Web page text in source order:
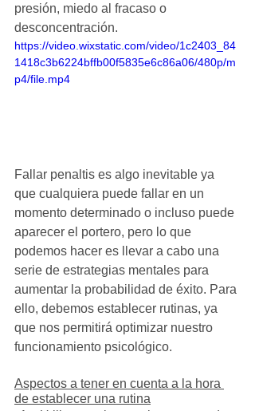
presión, miedo al fracaso o
desconcentración.
https://video.wixstatic.com/video/1c2403_84
1418c3b6224bffb00f5835e6c86a06/480p/m
p4/file.mp4
Fallar penaltis es algo inevitable ya
que cualquiera puede fallar en un
momento determinado o incluso puede
aparecer el portero, pero lo que
podemos hacer es llevar a cabo una
serie de estrategias mentales para
aumentar la probabilidad de éxito. Para
ello, debemos establecer rutinas, ya
que nos permitirá optimizar nuestro
funcionamiento psicológico.
Aspectos a tener en cuenta a la hora
de establecer una rutina